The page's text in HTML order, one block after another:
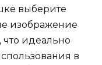
выберите
изображение
идеально
в